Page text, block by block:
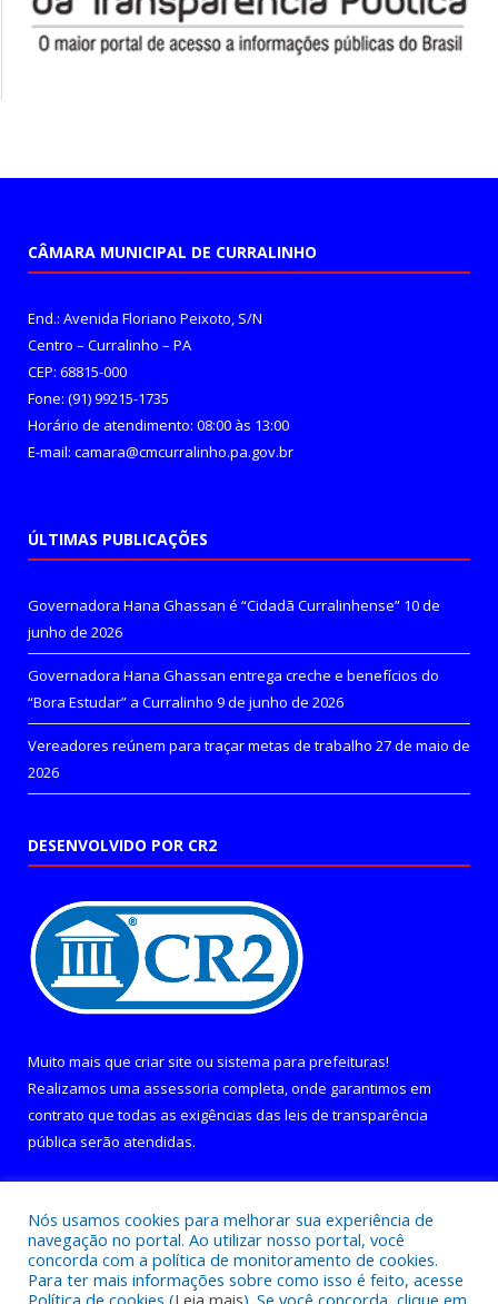
CÂMARA MUNICIPAL DE CURRALINHO
End.: Avenida Floriano Peixoto, S/N
Centro – Curralinho – PA
CEP: 68815-000
Fone: (91) 99215-1735
Horário de atendimento: 08:00 às 13:00
E-mail: camara@cmcurralinho.pa.gov.br
ÚLTIMAS PUBLICAÇÕES
Governadora Hana Ghassan é “Cidadã Curralinhense” 10 de
junho de 2026
Governadora Hana Ghassan entrega creche e benefícios do
“Bora Estudar” a Curralinho 9 de junho de 2026
Vereadores reúnem para traçar metas de trabalho 27 de maio de
2026
DESENVOLVIDO POR CR2
Muito mais que criar site ou sistema para prefeituras!
Realizamos uma assessoria completa, onde garantimos em
contrato que todas as exigências das leis de transparência
pública serão atendidas.
Nós usamos cookies para melhorar sua experiência de
navegação no portal. Ao utilizar nosso portal, você
concorda com a política de monitoramento de cookies.
Para ter mais informações sobre como isso é feito, acesse
Política de cookies (Leia mais). Se você concorda, clique em